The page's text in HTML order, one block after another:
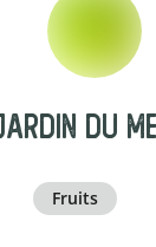
Du
fruits